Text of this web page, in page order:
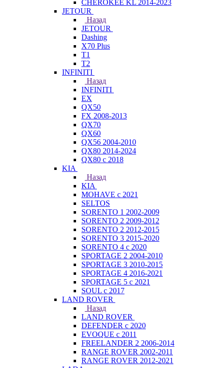
CHEROKEE KL 2014-2023
JETOUR
Назад
JETOUR
Dashing
X70 Plus
T1
T2
INFINITI
Назад
INFINITI
EX
QX50
FX 2008-2013
QX70
QX60
QX56 2004-2010
QX80 2014-2024
QX80 c 2018
KIA
Назад
KIA
MOHAVE с 2021
SELTOS
SORENTO 1 2002-2009
SORENTO 2 2009-2012
SORENTO 2 2012-2015
SORENTO 3 2015-2020
SORENTO 4 с 2020
SPORTAGE 2 2004-2010
SPORTAGE 3 2010-2015
SPORTAGE 4 2016-2021
SPORTAGE 5 с 2021
SOUL с 2017
LAND ROVER
Назад
LAND ROVER
DEFENDER с 2020
EVOQUE с 2011
FREELANDER 2 2006-2014
RANGE ROVER 2002-2011
RANGE ROVER 2012-2021